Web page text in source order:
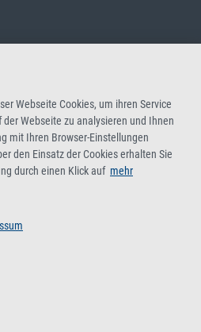
Webseite Cookies, um ihren Service
Webseite zu analysieren und Ihnen
mit Ihren Browser-Einstellungen
den Einsatz der Cookies erhalten Sie
durch einen Klick auf mehr